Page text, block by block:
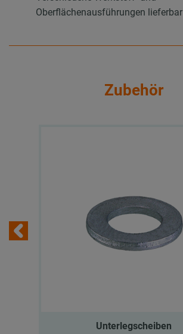
Oberflächenausführungen lieferbar
Zubehör
Unterlegscheiben